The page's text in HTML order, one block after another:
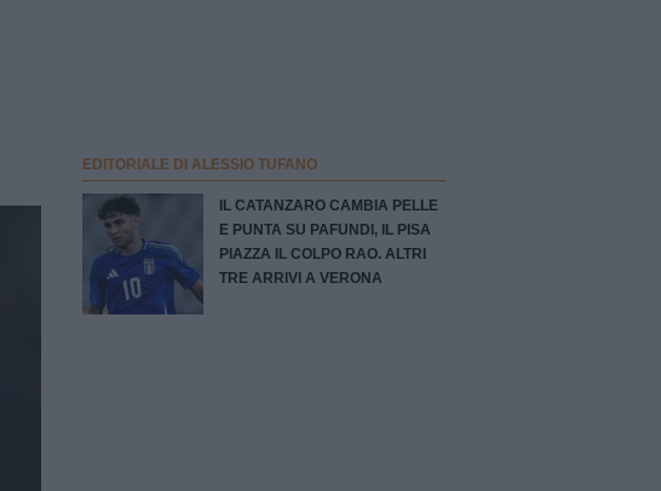
EDITORIALE DI ALESSIO TUFANO
IL CATANZARO CAMBIA PELLE
E PUNTA SU PAFUNDI, IL PISA
PIAZZA IL COLPO RAO. ALTRI
TRE ARRIVI A VERONA